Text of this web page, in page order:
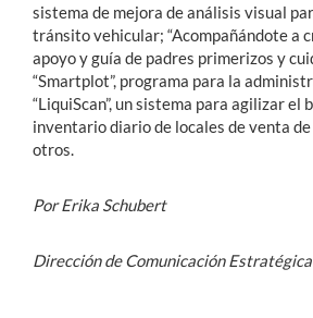
sistema de mejora de análisis visual
tránsito vehicular; “Acompañándote a
apoyo y guía de padres primerizos y
“Smartplot”, programa para la
“LiquiScan”, un sistema para agilizar el
inventario diario de locales de venta
otros.
Por Erika Schubert
Dirección de Comunicación Estratégica